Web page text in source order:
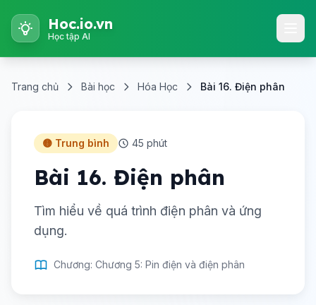
Hoc.io.vn
Học tập AI
Trang chủ Bài học Hóa Học Bài 16. Điện phân
🟡 Trung bình 45 phút
Bài 16. Điện phân
Tìm hiểu về quá trình điện phân và ứng
dụng.
Chương: Chương 5: Pin điện và điện phân